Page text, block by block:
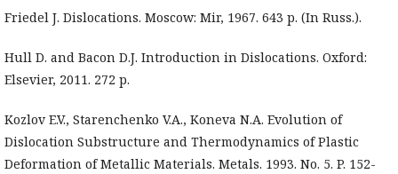
Friedel J. Dislocations. Moscow: Mir, 1967. 643 p. (In Russ.).
Hull D. and Bacon D.J. Introduction in Dislocations. Oxford:
Elsevier, 2011. 272 p.
Kozlov E.V., Starenchenko V.A., Koneva N.A. Evolution of
Dislocation Substructure and Thermodynamics of Plastic
Deformation of Metallic Materials. Metals. 1993. No. 5. P. 152-